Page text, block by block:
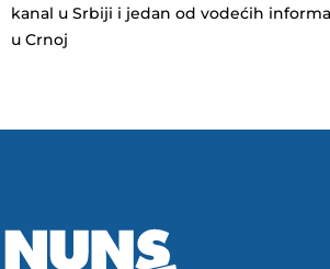
kanal u Srbiji i jedan od vodećih
u Crnoj